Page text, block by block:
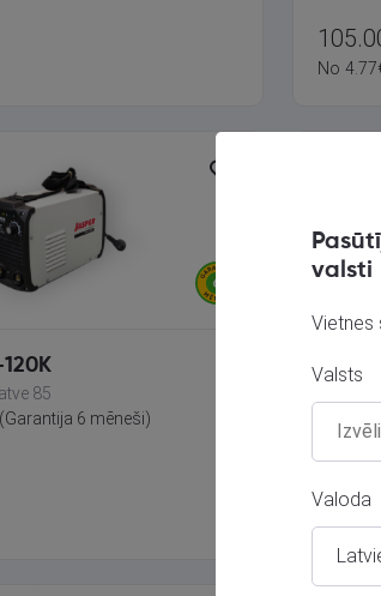
No 4.77
85
6 mēneši)
Mar-
235.00
valsti
Vietnes
Valsts
Valoda